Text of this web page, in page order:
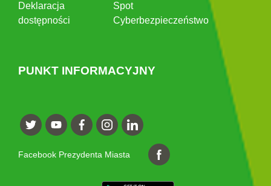
Deklaracja
dostępności
Spot
Cyberbezpieczeństwo
PUNKT INFORMACYJNY
Facebook Prezydenta Miasta